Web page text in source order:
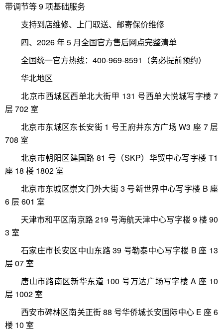
带调节等 9 项基础服务
支持到店维修、上门取送、邮寄保价维修
四、2026 年 5 月全国官方售后网点完整清单
全国统一官方热线：400-969-8591（务必提前预约）
华北地区
北京市西城区西单北大街甲 131 号西单大悦城写字楼 7
层 702 室
北京市东城区东长安街 1 号王府井东方广场 W3 座 7 层
708 室
北京市朝阳区建国路 81 号（SKP）华贸中心写字楼 T1
座 18 楼 1802 室
北京市东城区崇文门外大街 3 号新世界中心写字楼 B 座
6 层 601 室
天津市和平区南京路 219 号海航天津中心写字楼 9 楼 90
3 室
石家庄市长安区中山东路 39 号勒泰中心写字楼 B 座 13
层 07 室
唐山市路南区新华东道 100 号万达广场写字楼 A 座 10
层 1002 室
西安市碑林区南关正街 88 号华侨城长安国际中心 E 座 6
楼 10 室